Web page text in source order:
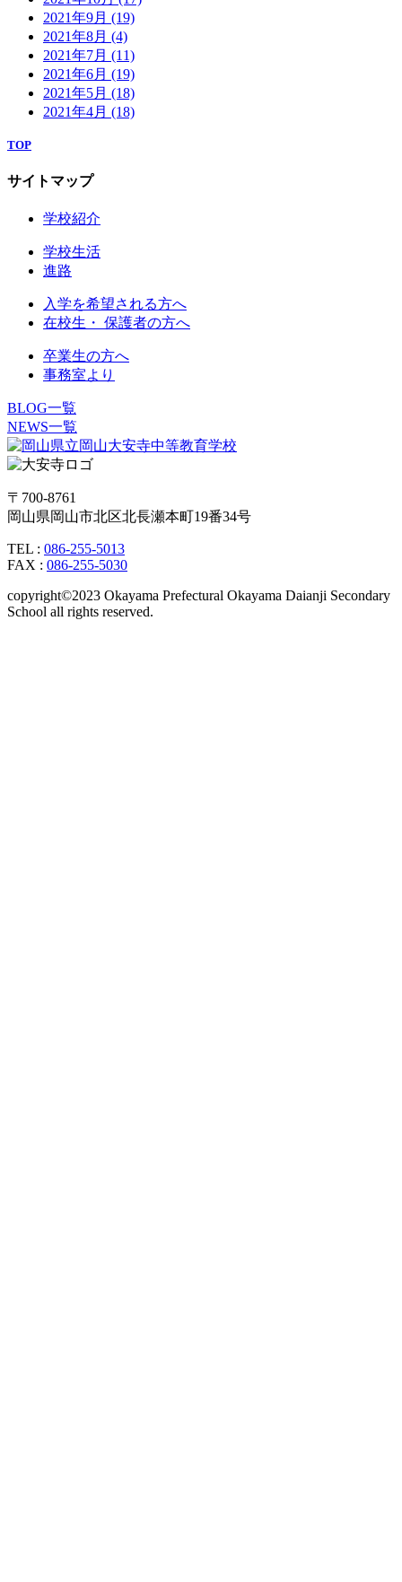
2021年9月 (19)
2021年8月 (4)
2021年7月 (11)
2021年6月 (19)
2021年5月 (18)
2021年4月 (18)
TOP
サイトマップ
学校紹介
学校生活
進路
入学を希望される方へ
在校生・ 保護者の方へ
卒業生の方へ
事務室より
BLOG一覧
NEWS一覧
〒700-8761
岡山県岡山市北区北長瀬本町19番34号
TEL : 086-255-5013
FAX : 086-255-5030
copyright©2023 Okayama Prefectural Okayama Daianji Secondary
School all rights reserved.